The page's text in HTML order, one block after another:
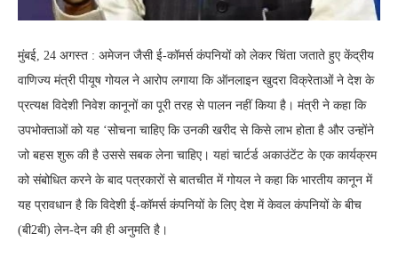
मुंबई, 24 अगस्त : अमेजन जैसी ई-कॉमर्स कंपनियों को लेकर चिंता जताते हुए केंद्रीय
वाणिज्य मंत्री पीयूष गोयल ने आरोप लगाया कि ऑनलाइन खुदरा विक्रेताओं ने देश के
प्रत्यक्ष विदेशी निवेश कानूनों का पूरी तरह से पालन नहीं किया है। मंत्री ने कहा कि
उपभोक्ताओं को यह ‘सोचना चाहिए कि उनकी खरीद से किसे लाभ होता है और उन्होंने
जो बहस शुरू की है उससे सबक लेना चाहिए। यहां चार्टर्ड अकाउंटेंट के एक कार्यक्रम
को संबोधित करने के बाद पत्रकारों से बातचीत में गोयल ने कहा कि भारतीय कानून में
यह प्रावधान है कि विदेशी ई-कॉमर्स कंपनियों के लिए देश में केवल कंपनियों के बीच
(बी2बी) लेन-देन की ही अनुमति है।